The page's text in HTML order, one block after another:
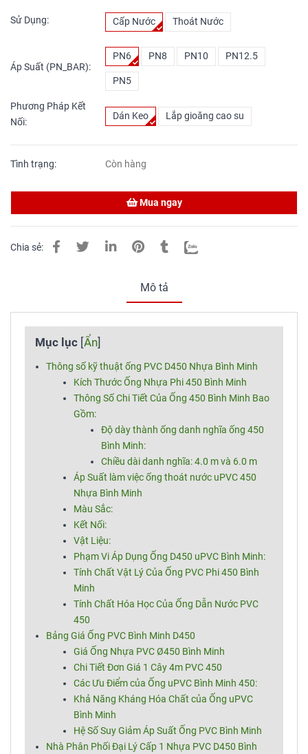
Sử Dụng: Cấp Nước Thoát Nước
Áp Suất (PN_BAR):
PN6 PN8 PN10 PN12.5
PN5
Phương Pháp Kết
Nối:
Dán Keo Lắp gioăng cao su
Tình trạng: Còn hàng
Mua ngay
Chia sẻ:
Mô tả
Mục lục [Ẩn]
Thông số kỹ thuật ống PVC D450 Nhựa Bình Minh
Kích Thước Ống Nhựa Phi 450 Bình Minh
Thông Số Chi Tiết Của Ống 450 Bình Minh Bao
Gồm:
Độ dày thành ống danh nghĩa ống 450
Bình Minh:
Chiều dài danh nghĩa: 4.0 m và 6.0 m
Áp Suất làm việc ống thoát nước uPVC 450
Nhựa Bình Minh
Màu Sắc:
Kết Nối:
Vật Liệu:
Phạm Vi Áp Dụng Ống D450 uPVC Bình Minh:
Tính Chất Vật Lý Của Ống PVC Phi 450 Bình
Minh
Tính Chất Hóa Học Của Ống Dẫn Nước PVC
450
Bảng Giá Ống PVC Bình Minh D450
Giá Ống Nhựa PVC Ø450 Bình Minh
Chi Tiết Đơn Giá 1 Cây 4m PVC 450
Các Ưu Điểm của Ống uPVC Bình Minh 450:
Khả Năng Kháng Hóa Chất của Ống uPVC
Bình Minh
Hệ Số Suy Giảm Áp Suất Ống PVC Bình Minh
Nhà Phân Phối Đại Lý Cấp 1 Nhựa PVC D450 Bình